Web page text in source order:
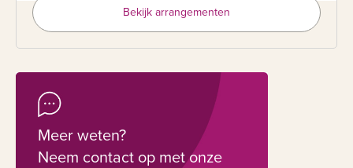
Bekijk arrangementen
Meer weten?
Neem contact op met onze